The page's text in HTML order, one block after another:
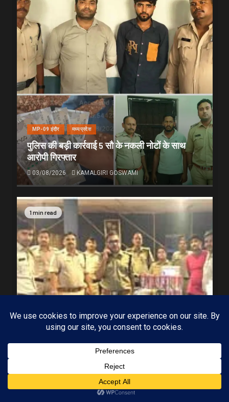
MP-09 इंदौर मध्यप्रदेश
पुलिस की बड़ी कार्रवाई 5 सौ के नकली नोटों के साथ
आरोपी गिरफ्तार
03/08/2026 KAMALGIRI GOSWAMI
1 min read
ढाबों पर छलका रहे थे जाम, आबकारी विभाग की दबिश,
ढाबों पर कार्रवाई में 44 प्रकरण दर्ज